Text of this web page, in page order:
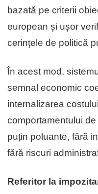
bazată pe criterii
european și ușor
cerințele de politică
În acest mod,
semnal economic
internalizarea
comportamentului
puțin poluante, fără
fără riscuri
Referitor la